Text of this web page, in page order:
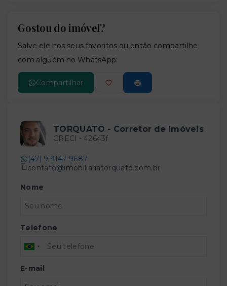
Gostou do imóvel?
Salve ele nos seus favoritos ou então compartilhe
com alguém no WhatsApp:
Compartilhar
TORQUATO - Corretor de Imóveis
CRECI - 42643f
(47) 9 9147-9687
contato@imobiliariatorquato.com.br
Nome
Telefone
E-mail